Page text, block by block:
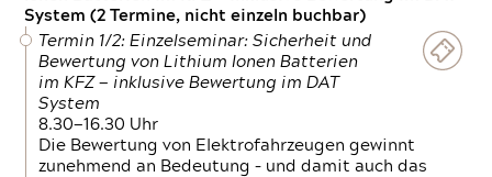
System (2 Termine, nicht einzeln buchbar)
Termin 1/2: Einzelseminar: Sicherheit und
Bewertung von Lithium Ionen Batterien
im KFZ — inklusive Bewertung im DAT
System
8.30—16.30 Uhr
Die Bewertung von Elektrofahrzeugen gewinnt
zunehmend an Bedeutung – und damit auch das